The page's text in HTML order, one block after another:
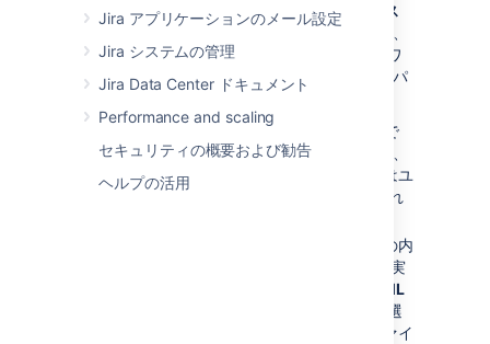
Jira アプリケーションのメール設定
Jira システムの管理
Jira Data Center ドキュメント
Performance and scaling
セキュリティの概要および勧告
ヘルプの活用
は、
XML ファイルへの完全なパス
を入力する
オプションを選択して、
ファイルパスフィールドで XML ワ
ークフロー定義ファイルへの完全パ
スを入力します。
このパスはローカル側のパスで
なければなりません。したがって、
XML ワークフロー定義ファイルはユ
ーザーの JIRA サーバーに配置され
XML ワークフロー定義ファイルの内
容を Jira に貼り付ける — これを実
ワークフローの XML
] オプションを選
択し、XML ワークフロー定義ファイ